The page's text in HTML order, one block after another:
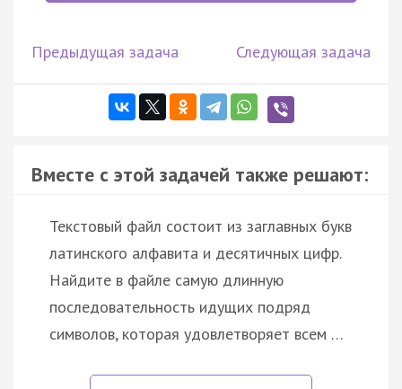
Предыдущая задача Следующая задача
Вместе с этой задачей также решают:
Текстовый файл состоит из заглавных букв
латинского алфавита и десятичных цифр.
Найдите в файле самую длинную
последовательность идущих подряд
символов, которая удовлетворяет всем …